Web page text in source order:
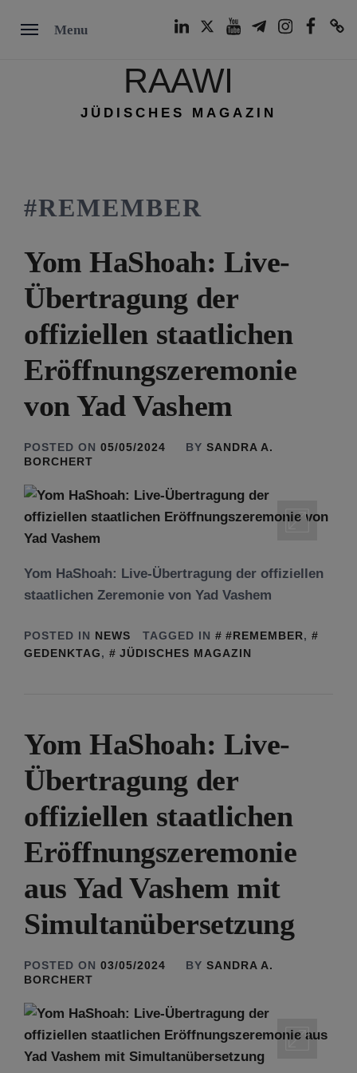
Menu
RAAWI
JÜDISCHES MAGAZIN
#REMEMBER
Yom HaShoah: Live-
Übertragung der
offiziellen staatlichen
Eröffnungszeremonie
von Yad Vashem
POSTED ON 05/05/2024 BY SANDRA A.
BORCHERT
Yom HaShoah: Live-Übertragung der offiziellen
staatlichen Zeremonie von Yad Vashem
POSTED IN NEWS TAGGED IN #REMEMBER,
GEDENKTAG, JÜDISCHES MAGAZIN
Yom HaShoah: Live-
Übertragung der
offiziellen staatlichen
Eröffnungszeremonie
aus Yad Vashem mit
Simultanübersetzung
POSTED ON 03/05/2024 BY SANDRA A.
BORCHERT